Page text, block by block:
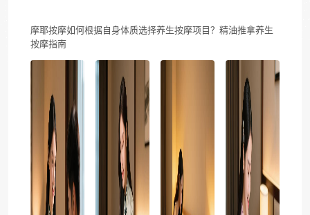
摩耶按摩如何根据自身体质选择养生按摩项目？精油推拿养生
按摩指南